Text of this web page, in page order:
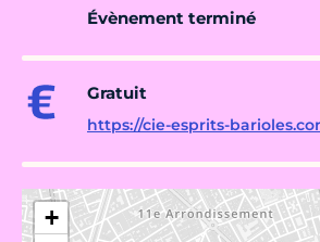
Évènement terminé
Gratuit
https://cie-esprits-
+